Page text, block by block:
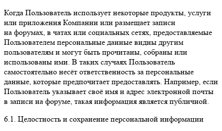
Когда Пользователь использует некоторые продукты, услуги
или приложения Компании или размещает записи
на форумах, в чатах или социальных сетях, предоставляемые
Пользователем персональные данные видны другим
пользователям и могут быть прочитаны, собраны или
использованы ими. В таких случаях Пользователь
самостоятельно несёт ответственность за персональные
данные, которые предпочитает предоставлять. Например, если
Пользователь указывает своё имя и адрес электронной почты
в записи на форуме, такая информация является публичной.
6.1. Целостность и сохранение персональной информации